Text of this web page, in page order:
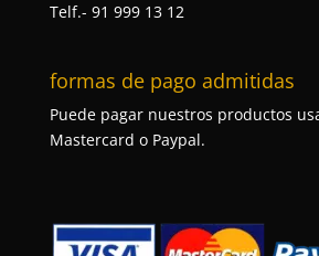
Telf.- 91 999 13 12
formas de pago admitidas
Puede pagar nuestros productos
Mastercard o Paypal.